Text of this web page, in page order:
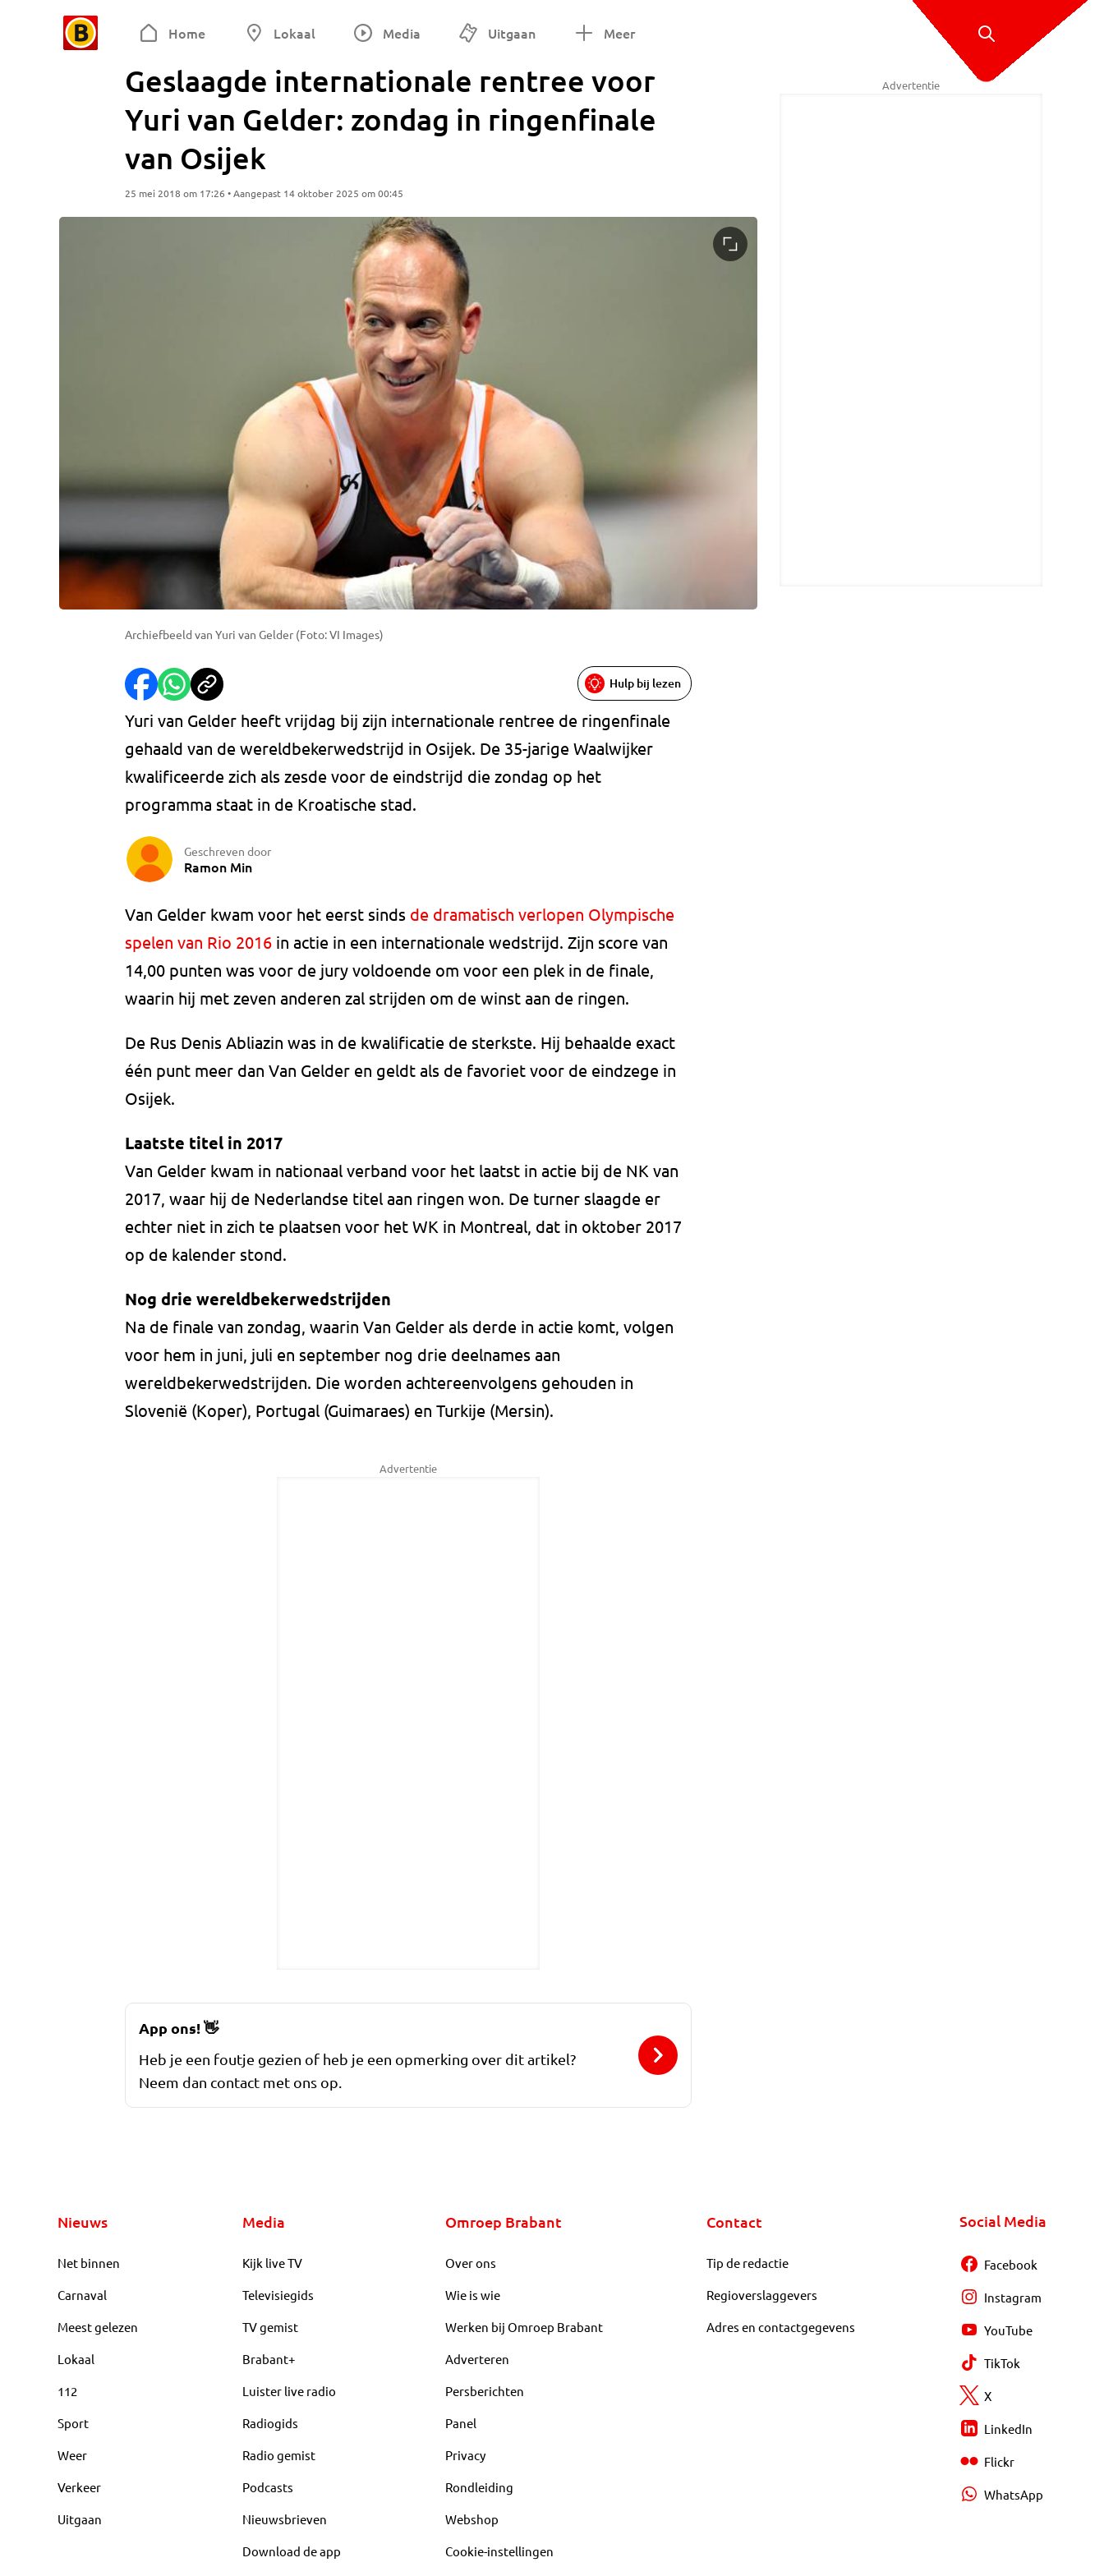
Home Lokaal Media Uitgaan Meer
Geslaagde internationale rentree voor
Yuri van Gelder: zondag in ringenfinale
van Osijek
25 mei 2018 om 17:26 • Aangepast 14 oktober 2025 om 00:45
Archiefbeeld van Yuri van Gelder (Foto: VI Images)
Hulp bij lezen
Yuri van Gelder heeft vrijdag bij zijn internationale rentree de ringenfinale
gehaald van de wereldbekerwedstrijd in Osijek. De 35-jarige Waalwijker
kwalificeerde zich als zesde voor de eindstrijd die zondag op het
programma staat in de Kroatische stad.
Geschreven door
Ramon Min
Van Gelder kwam voor het eerst sinds de dramatisch verlopen Olympische
spelen van Rio 2016 in actie in een internationale wedstrijd. Zijn score van
14,00 punten was voor de jury voldoende om voor een plek in de finale,
waarin hij met zeven anderen zal strijden om de winst aan de ringen.
De Rus Denis Abliazin was in de kwalificatie de sterkste. Hij behaalde exact
één punt meer dan Van Gelder en geldt als de favoriet voor de eindzege in
Osijek.
Laatste titel in 2017
Van Gelder kwam in nationaal verband voor het laatst in actie bij de NK van
2017, waar hij de Nederlandse titel aan ringen won. De turner slaagde er
echter niet in zich te plaatsen voor het WK in Montreal, dat in oktober 2017
op de kalender stond.
Nog drie wereldbekerwedstrijden
Na de finale van zondag, waarin Van Gelder als derde in actie komt, volgen
voor hem in juni, juli en september nog drie deelnames aan
wereldbekerwedstrijden. Die worden achtereenvolgens gehouden in
Slovenië (Koper), Portugal (Guimaraes) en Turkije (Mersin).
Advertentie
Advertentie
App ons!👋
Heb je een foutje gezien of heb je een opmerking over dit artikel?
Neem dan contact met ons op.
Nieuws
Net binnen
Carnaval
Meest gelezen
Lokaal
112
Sport
Weer
Verkeer
Uitgaan
Media
Kijk live TV
Televisiegids
TV gemist
Brabant+
Luister live radio
Radiogids
Radio gemist
Podcasts
Nieuwsbrieven
Download de app
Omroep Brabant
Over ons
Wie is wie
Werken bij Omroep Brabant
Adverteren
Persberichten
Panel
Privacy
Rondleiding
Webshop
Cookie-instellingen
Contact
Tip de redactie
Regioverslaggevers
Adres en contactgegevens
Social Media
Facebook
Instagram
YouTube
TikTok
X
LinkedIn
Flickr
WhatsApp